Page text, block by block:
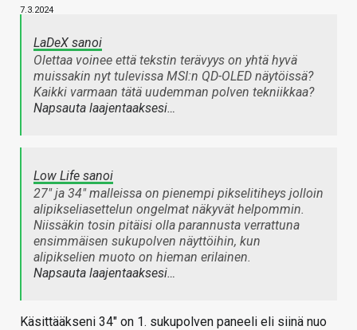
7.3.2024
LaDeX sanoi
Olettaa voinee että tekstin terävyys on yhtä hyvä
muissakin nyt tulevissa MSI:n QD-OLED näytöissä?
Kaikki varmaan tätä uudemman polven tekniikkaa?
Napsauta laajentaaksesi…
Low Life sanoi
27" ja 34" malleissa on pienempi pikselitiheys jolloin
alipikseliasettelun ongelmat näkyvät helpommin.
Niissäkin tosin pitäisi olla parannusta verrattuna
ensimmäisen sukupolven näyttöihin, kun
alipikselien muoto on hieman erilainen.
Napsauta laajentaaksesi…
Käsittääkseni 34" on 1. sukupolven paneeli eli siinä nuo